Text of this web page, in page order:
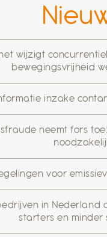
wijzigt
bewegingsvrijheid
inzake
neemt fors
voor
in Nederland
starters en minder